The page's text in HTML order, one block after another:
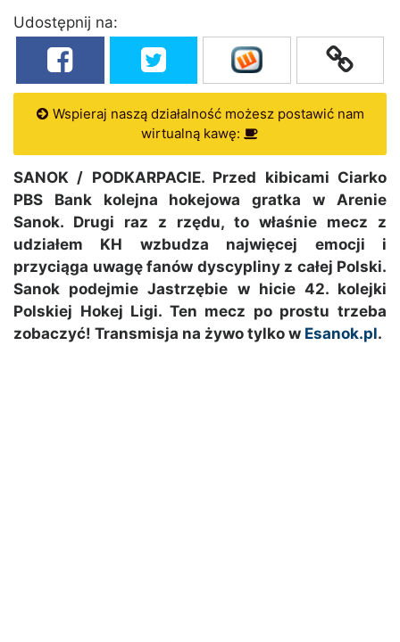
Udostępnij na:
Wspieraj naszą działalność możesz postawić nam
wirtualną kawę:
SANOK / PODKARPACIE. Przed kibicami Ciarko
PBS Bank kolejna hokejowa gratka w Arenie
Sanok. Drugi raz z rzędu, to właśnie mecz z
udziałem KH wzbudza najwięcej emocji i
przyciąga uwagę fanów dyscypliny z całej Polski.
Sanok podejmie Jastrzębie w hicie 42. kolejki
Polskiej Hokej Ligi. Ten mecz po prostu trzeba
zobaczyć! Transmisja na żywo tylko w Esanok.pl.